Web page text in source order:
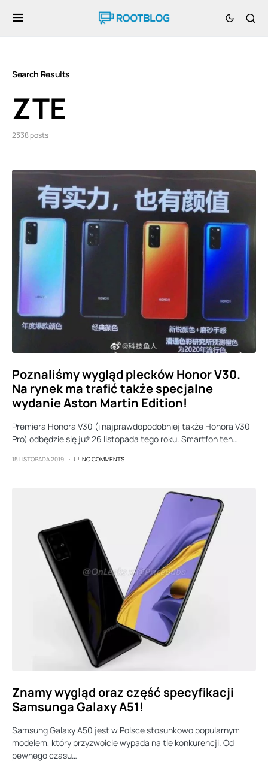
Search Results
ZTE
2338 posts
Poznaliśmy wygląd plecków Honor V30.
Na rynek ma trafić także specjalne
wydanie Aston Martin Edition!
Premiera Honora V30 (i najprawdopodobniej także Honora V30
Pro) odbędzie się już 26 listopada tego roku. Smartfon ten…
15 LISTOPADA 2019 NO COMMENTS
Znamy wygląd oraz część specyfikacji
Samsunga Galaxy A51!
Samsung Galaxy A50 jest w Polsce stosunkowo popularnym
modelem, który przyzwoicie wypada na tle konkurencji. Od
pewnego czasu…